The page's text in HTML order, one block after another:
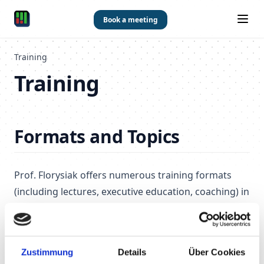
Zustimmung Details Über Cookies
Book a meeting
Training
Training
Formats and Topics
Prof. Florysiak offers numerous training formats
(including lectures, executive education, coaching) in
person. More about Prof. Florysiak's research and